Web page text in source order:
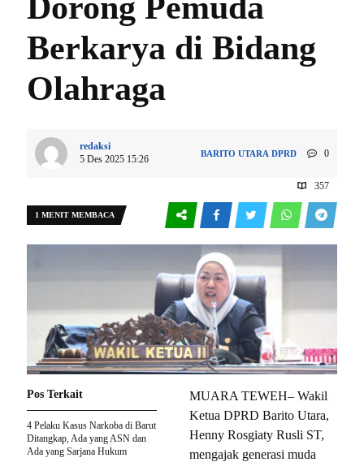
Berkarya di Bidang
Olahraga
redaksi
5 Des 2025 15:26
BARITO UTARA DPRD 0
357
1 MENIT MEMBACA
MUARA TEWEH– Wakil
Ketua DPRD Barito Utara,
Henny Rosgiaty Rusli ST,
mengajak generasi muda
Pos Terkait
4 Pelaku Kasus Narkoba di Barut
Ditangkap, Ada yang ASN dan
Ada yang Sarjana Hukum